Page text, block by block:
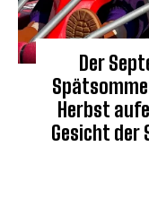
Der
Herbst
Gesicht